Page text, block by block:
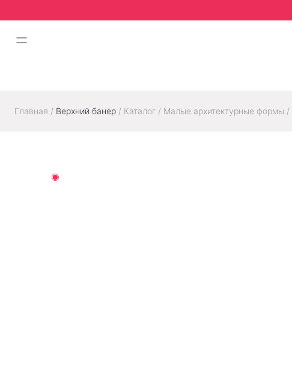
Главная / Верхний банер / Каталог / Малые архитектурные формы /